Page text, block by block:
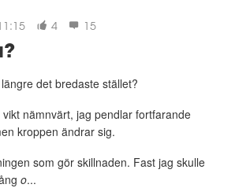
4 15
det bredaste stället?
nämnvärt, jag pendlar fortfarande
kroppen ändrar sig.
som gör skillnaden. Fast jag skulle
o...